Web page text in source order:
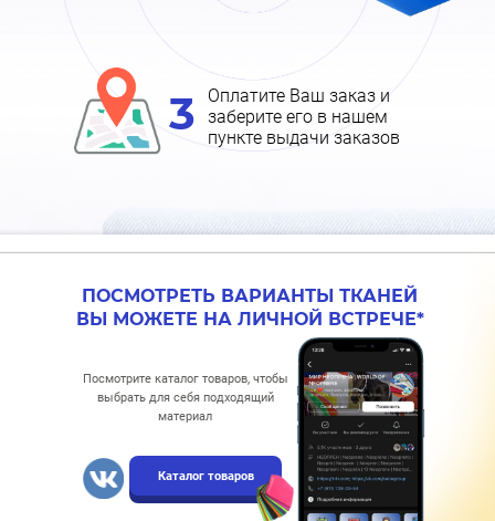
3
Оплатите Ваш заказ и
заберите его в нашем
пункте выдачи заказов
ПОСМОТРЕТЬ ВАРИАНТЫ ТКАНЕЙ
ВЫ МОЖЕТЕ НА ЛИЧНОЙ ВСТРЕЧЕ*
Посмотрите каталог товаров, чтобы
выбрать для себя подходящий
материал
Каталог товаров